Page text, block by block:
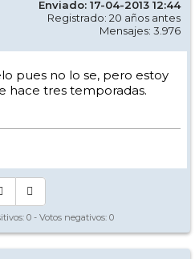
Enviado: 17-04-2013 12:44
Registrado: 20 años antes
Mensajes: 3.976
pues no lo se, pero estoy
hace tres temporadas.
0 - Votos negativos: 0